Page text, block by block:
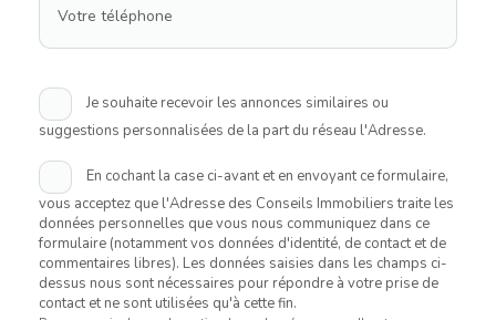
Votre téléphone
Je souhaite recevoir les annonces similaires ou
suggestions personnalisées de la part du réseau l'Adresse.
En cochant la case ci-avant et en envoyant ce formulaire,
vous acceptez que l'Adresse des Conseils Immobiliers traite les
données personnelles que vous nous communiquez dans ce
formulaire (notamment vos données d'identité, de contact et de
commentaires libres). Les données saisies dans les champs ci-
dessus nous sont nécessaires pour répondre à votre prise de
contact et ne sont utilisées qu'à cette fin.